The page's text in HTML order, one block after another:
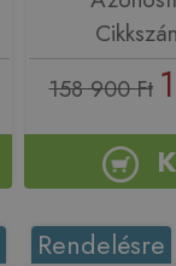
158 900 Ft
Rendelésre